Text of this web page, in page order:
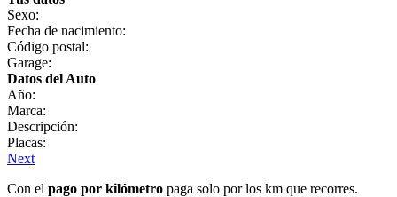
Sexo:
Fecha de nacimiento:
Código postal:
Garage:
Datos del Auto
Año:
Marca:
Descripción:
Placas:
Next
Con el pago por kilómetro paga solo por los km que recorres.